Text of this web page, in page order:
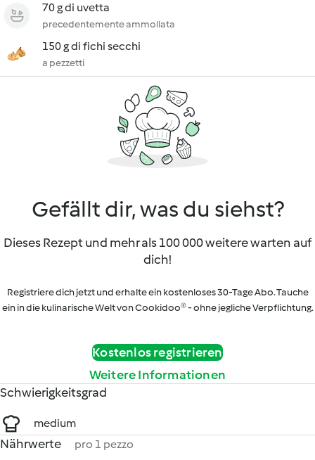
70 g di uvetta
precedentemente ammollata
150 g di fichi secchi
a pezzetti
Gefällt dir, was du siehst?
Dieses Rezept und mehr als 100 000 weitere warten auf
dich!
Registriere dich jetzt und erhalte ein kostenloses 30-Tage Abo. Tauche
ein in die kulinarische Welt von Cookidoo® - ohne jegliche Verpflichtung.
Kostenlos registrieren
Weitere Informationen
Schwierigkeitsgrad
medium
Nährwerte pro 1 pezzo